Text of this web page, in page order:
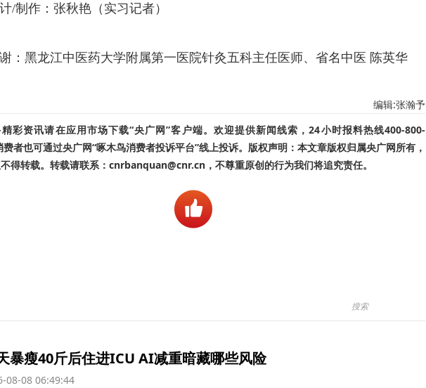
/制作：张秋艳（实习记者）
：黑龙江中医药大学附属第一医院针灸五科主任医师、省名中医 陈英华
编辑:张瀚予
彩资讯请在应用市场下载“央广网”客户端。欢迎提供新闻线索，24小时报料热线400-800-
者也可通过央广网“啄木鸟消费者投诉平台”线上投诉。版权声明：本文章版权归属央广网所有，
得转载。转载请联系：cnrbanquan@cnr.cn，不尊重原创的行为我们将追究责任。
暴瘦40斤后住进ICU AI减重暗藏哪些风险
08-08 06:49:44